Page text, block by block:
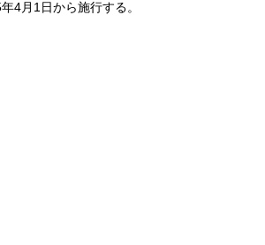
4月1日から施行する。